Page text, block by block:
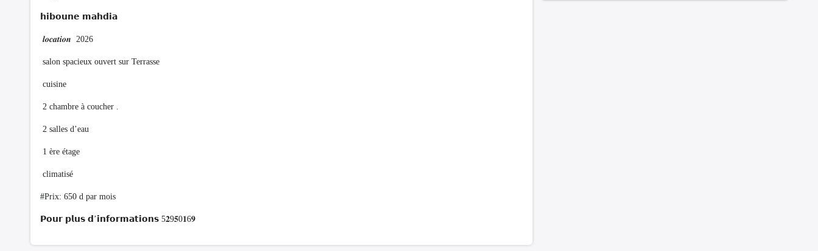
𝗵𝗶𝗯𝗼𝘂𝗻𝗲 𝗺𝗮𝗵𝗱𝗶𝗮
𝒍𝒐𝒄𝒂𝒕𝒊𝒐𝒏 2026
salon spacieux ouvert sur Terrasse
cuisine
2 chambre à coucher .
2 salles d’eau
1 ère étage
climatisé
#Prix: 650 d par mois
𝗣𝗼𝘂𝗿 𝗽𝗹𝘂𝘀 𝗱’𝗶𝗻𝗳𝗼𝗿𝗺𝗮𝘁𝗶𝗼𝗻𝘀 5𝟐9𝟓0𝟏6𝟗